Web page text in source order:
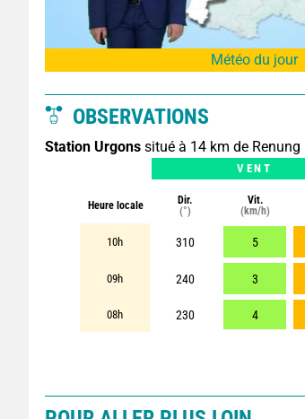
Météo du jour
OBSERVATIONS
Station Urgons situé à 14 km de Renung
VENT
Heure locale
Dir.
(°)
Vit.
(km/h)
10h 310 5
09h 240 3
08h 230 4